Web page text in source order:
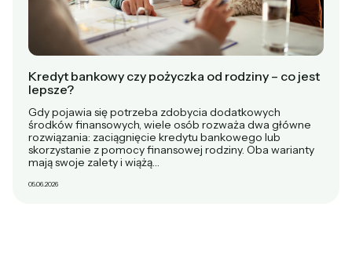
Kredyt bankowy czy pożyczka od rodziny – co jest
lepsze?
Gdy pojawia się potrzeba zdobycia dodatkowych
środków finansowych, wiele osób rozważa dwa główne
rozwiązania: zaciągnięcie kredytu bankowego lub
skorzystanie z pomocy finansowej rodziny. Oba warianty
mają swoje zalety i wiążą…
05.06.2026